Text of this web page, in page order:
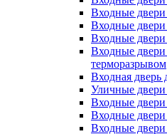
Входные
Входные
Входные
Входные двери
терморазрывом
Входная дверь
Уличные двери
Входные
Входные
Входные